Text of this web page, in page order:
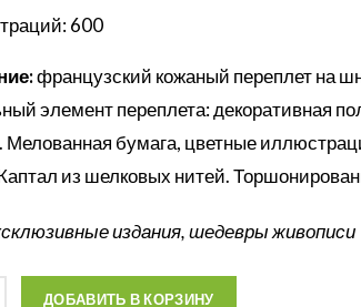
600
французский кожаный переплет на
элемент переплета: декоративная
Мелованная бумага, цветные
из шелковых нитей.
издания, шедевры живописи
ДОБАВИТЬ В КОРЗИНУ